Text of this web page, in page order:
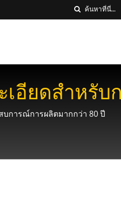
อียดสำหรับ
บการณ์การผลิตมากกว่า 80 ปี